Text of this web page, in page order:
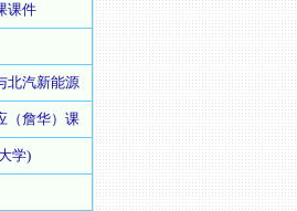
课件
北汽新能源
（詹华）课
学)